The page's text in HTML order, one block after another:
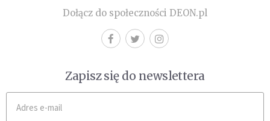
Dołącz do społeczności DEON.pl
Zapisz się do newslettera